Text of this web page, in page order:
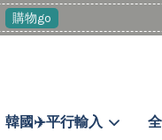
購物go
韓國✈️平行輸入